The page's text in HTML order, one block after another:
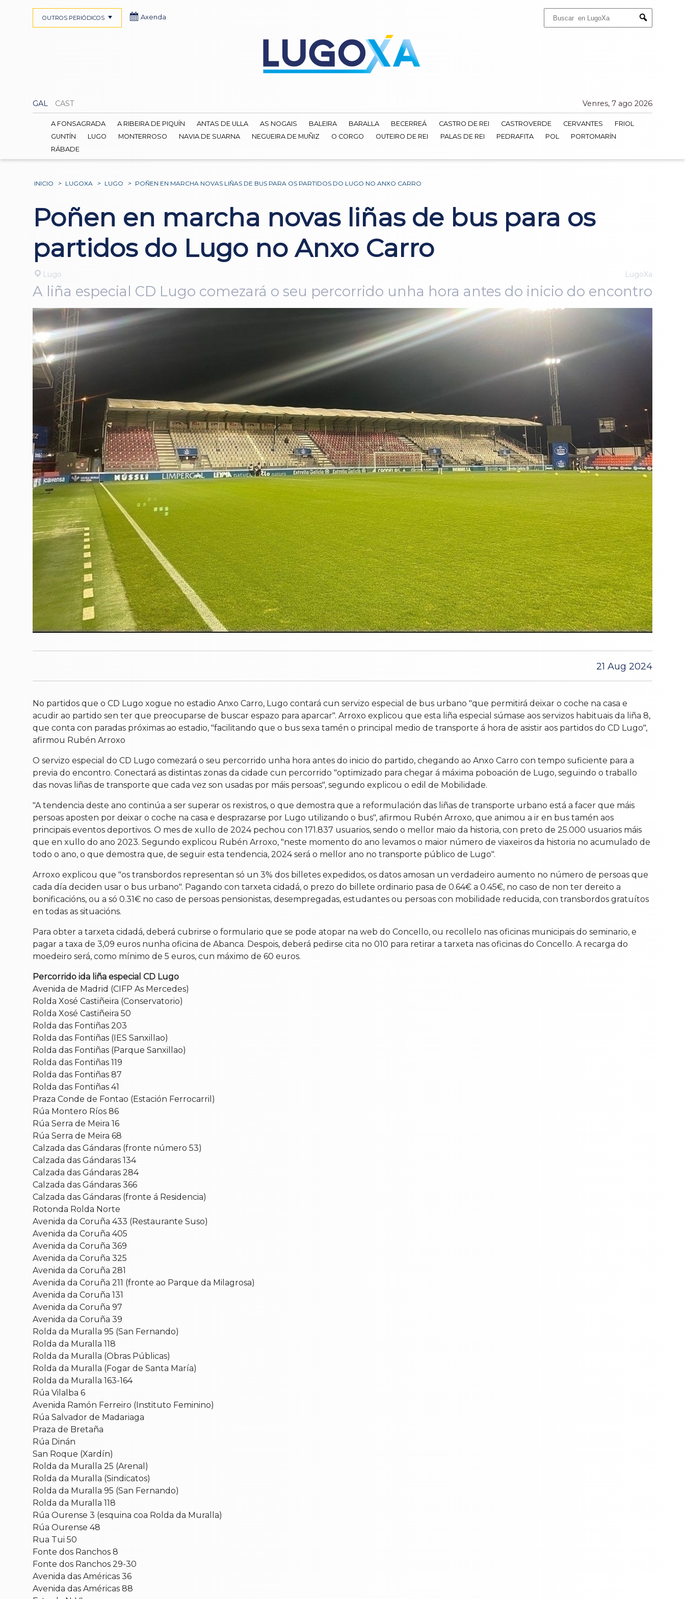
Submit
GAL CAST Venres, 7 ago 2026
OUTROS PERIÓDICOS Axenda
A FONSAGRADA A RIBEIRA DE PIQUÍN ANTAS DE ULLA AS NOGAIS BALEIRA BARALLA BECERREÁ CASTRO DE REI CASTROVERDE CERVANTES
FRIOL
GUNTÍN
LUGO MONTERROSO NAVIA DE SUARNA NEGUEIRA DE MUÑIZ O CORGO OUTEIRO DE REI PALAS DE REI PEDRAFITA POL
PORTOMARÍN
RÁBADE
INICIO > LUGOXA > LUGO > POÑEN EN MARCHA NOVAS LIÑAS DE BUS PARA OS PARTIDOS DO LUGO NO ANXO CARRO
Poñen en marcha novas liñas de bus para os
partidos do Lugo no Anxo Carro
Lugo LugoXa
A liña especial CD Lugo comezará o seu percorrido unha hora antes do inicio do encontro
21 Aug 2024
No partidos que o CD Lugo xogue no estadio Anxo Carro, Lugo contará cun servizo especial de bus urbano "que permitirá deixar o coche na casa e
acudir ao partido sen ter que preocuparse de buscar espazo para aparcar". Arroxo explicou que esta liña especial súmase aos servizos habituais da liña 8,
que conta con paradas próximas ao estadio, "facilitando que o bus sexa tamén o principal medio de transporte á hora de asistir aos partidos do CD Lugo",
afirmou Rubén Arroxo
O servizo especial do CD Lugo comezará o seu percorrido unha hora antes do inicio do partido, chegando ao Anxo Carro con tempo suficiente para a
previa do encontro. Conectará as distintas zonas da cidade cun percorrido "optimizado para chegar á máxima poboación de Lugo, seguindo o traballo
das novas liñas de transporte que cada vez son usadas por máis persoas", segundo explicou o edil de Mobilidade.
"A tendencia deste ano continúa a ser superar os rexistros, o que demostra que a reformulación das liñas de transporte urbano está a facer que máis
persoas aposten por deixar o coche na casa e desprazarse por Lugo utilizando o bus", afirmou Rubén Arroxo, que animou a ir en bus tamén aos
principais eventos deportivos. O mes de xullo de 2024 pechou con 171.837 usuarios, sendo o mellor maio da historia, con preto de 25.000 usuarios máis
que en xullo do ano 2023. Segundo explicou Rubén Arroxo, "neste momento do ano levamos o maior número de viaxeiros da historia no acumulado de
todo o ano, o que demostra que, de seguir esta tendencia, 2024 será o mellor ano no transporte público de Lugo".
Arroxo explicou que "os transbordos representan só un 3% dos billetes expedidos, os datos amosan un verdadeiro aumento no número de persoas que
cada día deciden usar o bus urbano". Pagando con tarxeta cidadá, o prezo do billete ordinario pasa de 0.64€ a 0.45€, no caso de non ter dereito a
bonificacións, ou a só 0.31€ no caso de persoas pensionistas, desempregadas, estudantes ou persoas con mobilidade reducida, con transbordos gratuítos
en todas as situacións.
Para obter a tarxeta cidadá, deberá cubrirse o formulario que se pode atopar na web do Concello, ou recollelo nas oficinas municipais do seminario, e
pagar a taxa de 3,09 euros nunha oficina de Abanca. Despois, deberá pedirse cita no 010 para retirar a tarxeta nas oficinas do Concello. A recarga do
moedeiro será, como mínimo de 5 euros, cun máximo de 60 euros.
Percorrido ida liña especial CD Lugo
Avenida de Madrid (CIFP As Mercedes)
Rolda Xosé Castiñeira (Conservatorio)
Rolda Xosé Castiñeira 50
Rolda das Fontiñas 203
Rolda das Fontiñas (IES Sanxillao)
Rolda das Fontiñas (Parque Sanxillao)
Rolda das Fontiñas 119
Rolda das Fontiñas 87
Rolda das Fontiñas 41
Praza Conde de Fontao (Estación Ferrocarril)
Rúa Montero Ríos 86
Rúa Serra de Meira 16
Rúa Serra de Meira 68
Calzada das Gándaras (fronte número 53)
Calzada das Gándaras 134
Calzada das Gándaras 284
Calzada das Gándaras 366
Calzada das Gándaras (fronte á Residencia)
Rotonda Rolda Norte
Avenida da Coruña 433 (Restaurante Suso)
Avenida da Coruña 405
Avenida da Coruña 369
Avenida da Coruña 325
Avenida da Coruña 281
Avenida da Coruña 211 (fronte ao Parque da Milagrosa)
Avenida da Coruña 131
Avenida da Coruña 97
Avenida da Coruña 39
Rolda da Muralla 95 (San Fernando)
Rolda da Muralla 118
Rolda da Muralla (Obras Públicas)
Rolda da Muralla (Fogar de Santa María)
Rolda da Muralla 163-164
Rúa Vilalba 6
Avenida Ramón Ferreiro (Instituto Feminino)
Rúa Salvador de Madariaga
Praza de Bretaña
Rúa Dinán
San Roque (Xardín)
Rolda da Muralla 25 (Arenal)
Rolda da Muralla (Sindicatos)
Rolda da Muralla 95 (San Fernando)
Rolda da Muralla 118
Rúa Ourense 3 (esquina coa Rolda da Muralla)
Rúa Ourense 48
Rua Tui 50
Fonte dos Ranchos 8
Fonte dos Ranchos 29-30
Avenida das Américas 36
Avenida das Américas 88